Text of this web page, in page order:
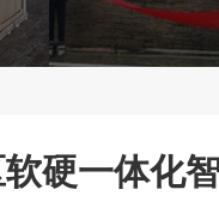
硬一体化